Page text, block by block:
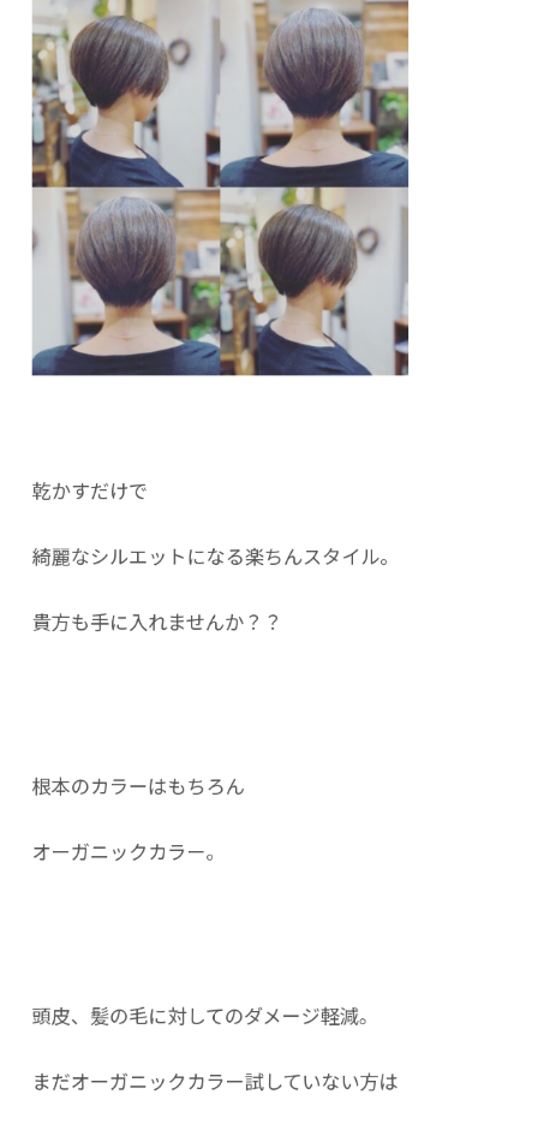
乾かすだけで
綺麗なシルエットになる楽ちんスタイル。
貴方も手に入れませんか？？
根本のカラーはもちろん
オーガニックカラー。
頭皮、髪の毛に対してのダメージ軽減。
まだオーガニックカラー試していない方は